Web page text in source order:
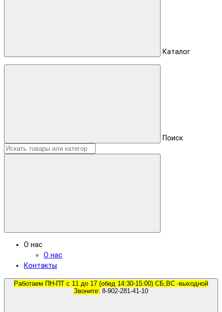
Каталог
Поиск
О нас
О нас
Контакты
Работаем ПН-ПТ с 11 до 17 (обед 14:30-15:00) СБ,ВС -выходной
Звоните: